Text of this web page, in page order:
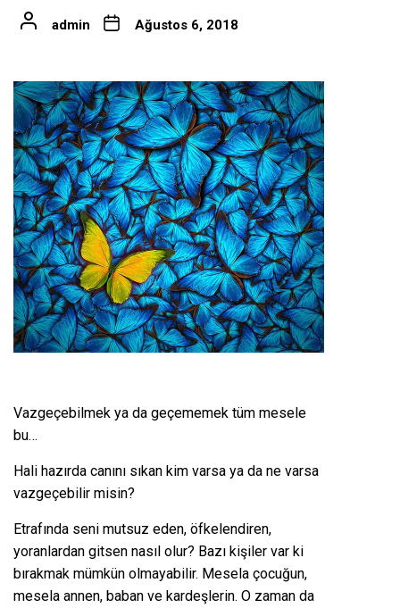
admin Ağustos 6, 2018
Vazgeçebilmek ya da geçememek tüm mesele
bu…
Hali hazırda canını sıkan kim varsa ya da ne varsa
vazgeçebilir misin?
Etrafında seni mutsuz eden, öfkelendiren,
yoranlardan gitsen nasıl olur? Bazı kişiler var ki
bırakmak mümkün olmayabilir. Mesela çocuğun,
mesela annen, baban ve kardeşlerin. O zaman da